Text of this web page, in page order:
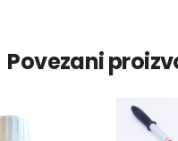
Povezani